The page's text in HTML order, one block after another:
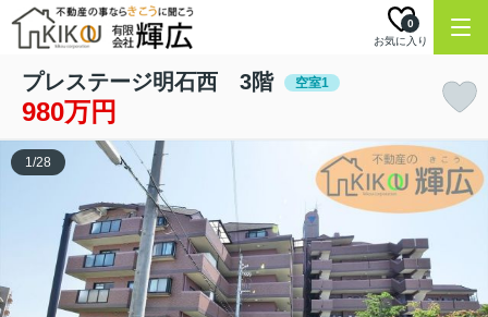
お気に入り
0
プレステージ明石西 3階 空室1
980万円
1/28